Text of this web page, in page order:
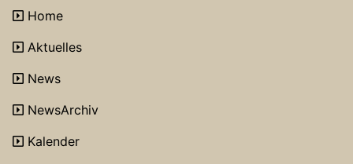
Home
Aktuelles
News
NewsArchiv
Kalender